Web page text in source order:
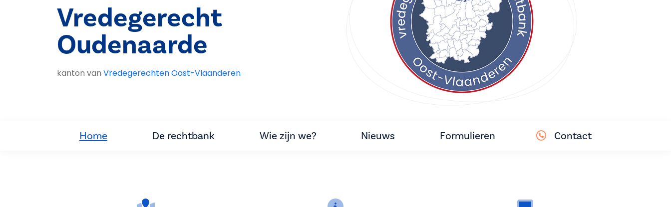
Vredegerecht
Oudenaarde
kanton van Vredegerechten Oost-Vlaanderen
Home De rechtbank Wie zijn we? Nieuws Formulieren Contact